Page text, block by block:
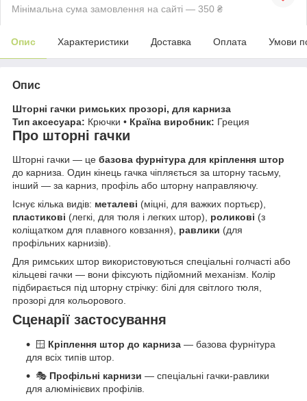
Мінімальна сума замовлення на сайті — 350 ₴
Опис Характеристики Доставка Оплата Умови
Опис
Шторні гачки римських прозорі, для карниза
Тип аксесуара: Крючки • Країна виробник: Греция
Про шторні гачки
Шторні гачки — це базова фурнітура для кріплення штор
до карниза. Один кінець гачка чіпляється за шторну тасьму,
інший — за карниз, профіль або шторну направляючу.
Існує кілька видів: металеві (міцні, для важких портьєр),
пластикові (легкі, для тюля і легких штор), роликові (з
коліщатком для плавного ковзання), равлики (для
профільних карнизів).
Для римських штор використовуються спеціальні голчасті або
кільцеві гачки — вони фіксують підйомний механізм. Колір
підбирається під шторну стрічку: білі для світлого тюля,
прозорі для кольорового.
Сценарії застосування
🪟 Кріплення штор до карниза — базова фурнітура
для всіх типів штор.
🎭 Профільні карнизи — спеціальні гачки-равлики
для алюмінієвих профілів.